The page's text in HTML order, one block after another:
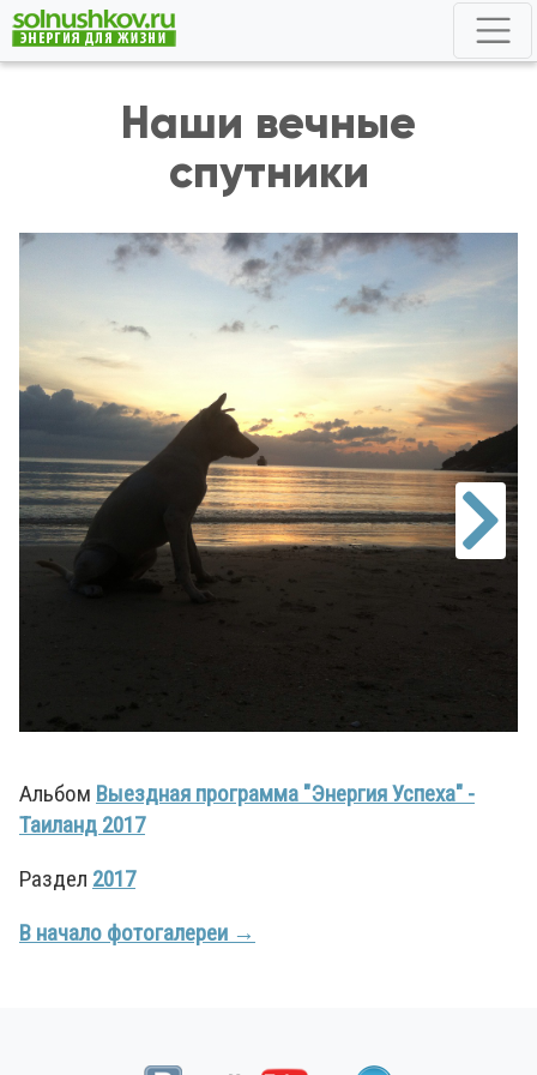
Наши вечные
спутники
Альбом Выездная программа "Энергия Успеха" -
Таиланд 2017
Раздел 2017
В начало фотогалереи →